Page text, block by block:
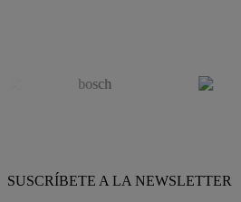
SUSCRÍBETE A LA NEWSLETTER